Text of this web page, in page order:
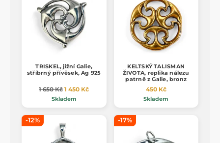
TRISKEL, jižní Galie,
stříbrný přívěsek, Ag 925
1 650 Kč 1 450 Kč
Skladem
KELTSKÝ TALISMAN
ŽIVOTA, replika nálezu
patrně z Galie, bronz
450 Kč
Skladem
-12% -17%